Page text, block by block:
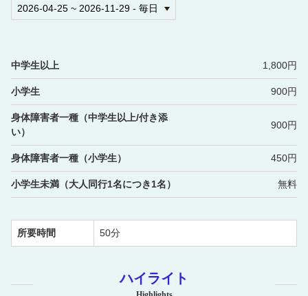
中学生以上 1,800円
小学生 900円
身体障害者一種（中学生以上/付き添
い）
900円
身体障害者一種（小学生） 450円
小学生未満（大人同行1名につき1名） 無料
所要時間 50分
ハイライト